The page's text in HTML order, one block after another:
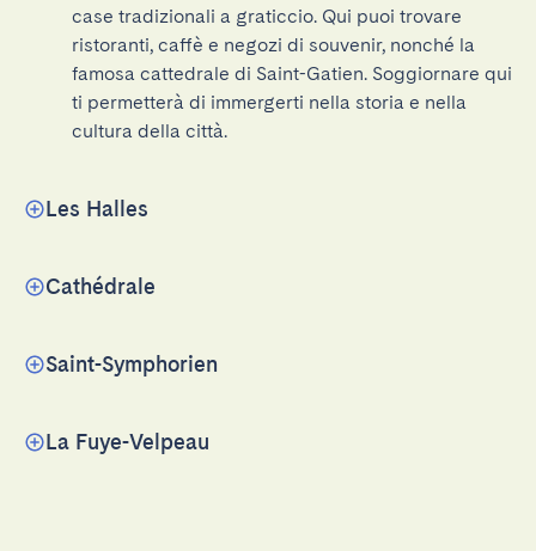
case tradizionali a graticcio. Qui puoi trovare
ristoranti, caffè e negozi di souvenir, nonché la
famosa cattedrale di Saint-Gatien. Soggiornare qui
ti permetterà di immergerti nella storia e nella
cultura della città.
Les Halles
Cathédrale
Saint-Symphorien
La Fuye-Velpeau